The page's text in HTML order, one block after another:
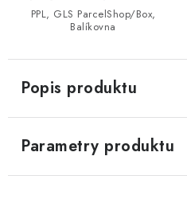
PPL, GLS ParcelShop/Box,
Balíkovna
Popis produktu
Parametry produktu